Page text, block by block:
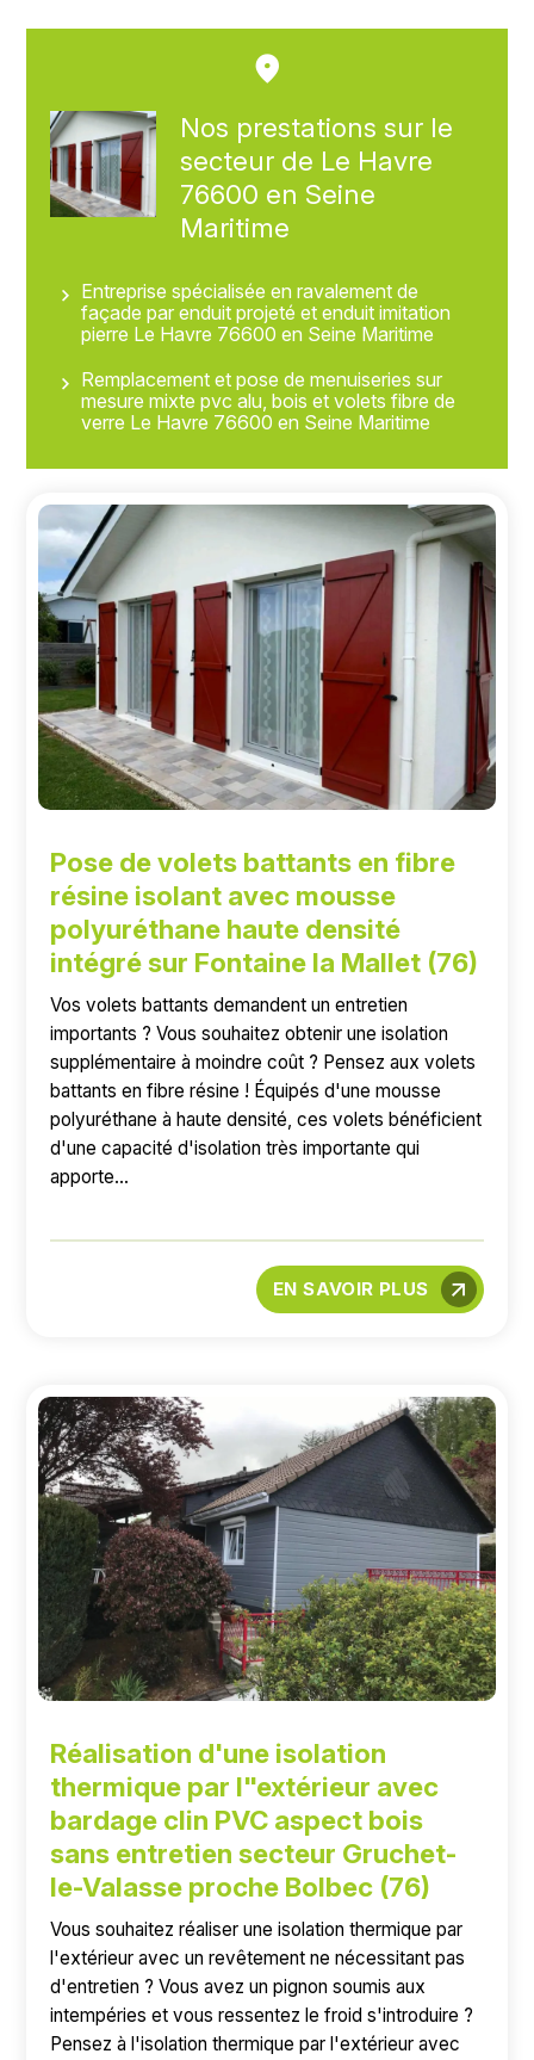
Nos prestations sur le
secteur de Le Havre
76600 en Seine
Maritime
Entreprise spécialisée en ravalement de
façade par enduit projeté et enduit imitation
pierre Le Havre 76600 en Seine Maritime
Remplacement et pose de menuiseries sur
mesure mixte pvc alu, bois et volets fibre de
verre Le Havre 76600 en Seine Maritime
Pose de volets battants en fibre
résine isolant avec mousse
polyuréthane haute densité
intégré sur Fontaine la Mallet (76)
Vos volets battants demandent un entretien
importants ? Vous souhaitez obtenir une isolation
supplémentaire à moindre coût ? Pensez aux volets
battants en fibre résine ! Équipés d'une mousse
polyuréthane à haute densité, ces volets bénéficient
d'une capacité d'isolation très importante qui
apporte...
EN SAVOIR PLUS
Réalisation d'une isolation
thermique par l"extérieur avec
bardage clin PVC aspect bois
sans entretien secteur Gruchet-
le-Valasse proche Bolbec (76)
Vous souhaitez réaliser une isolation thermique par
l'extérieur avec un revêtement ne nécessitant pas
d'entretien ? Vous avez un pignon soumis aux
intempéries et vous ressentez le froid s'introduire ?
Pensez à l'isolation thermique par l'extérieur avec